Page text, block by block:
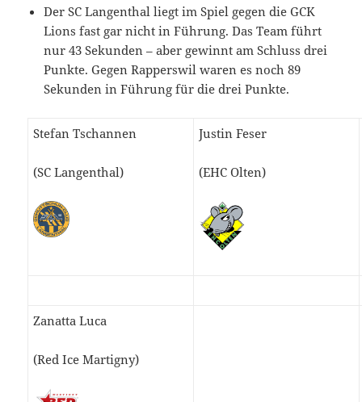
Der SC Langenthal liegt im Spiel gegen die GCK
Lions fast gar nicht in Führung. Das Team führt
nur 43 Sekunden – aber gewinnt am Schluss drei
Punkte. Gegen Rapperswil waren es noch 89
Sekunden in Führung für die drei Punkte.
Stefan Tschannen
(SC Langenthal)
Justin Feser
(EHC Olten)
Zanatta Luca
(Red Ice Martigny)